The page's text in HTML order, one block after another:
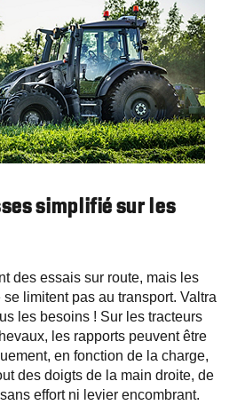
simplifié sur les
des essais sur route, mais les
limitent pas au transport. Valtra
les besoins ! Sur les tracteurs
les rapports peuvent être
en fonction de la charge,
des doigts de la main droite, de
effort ni levier encombrant.